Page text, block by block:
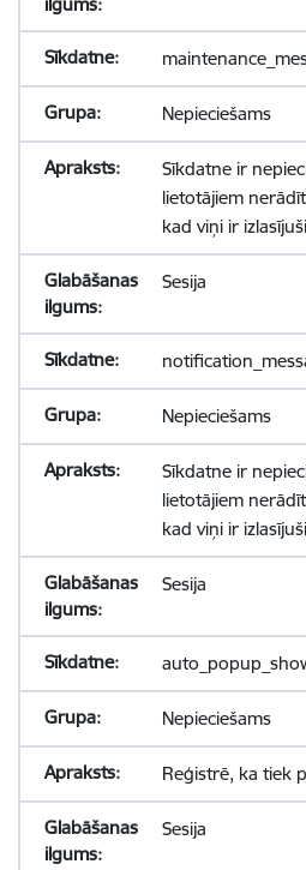
Nepieciešams
Sīkdatne ir
lietotājiem
kad viņi ir
Sesija
Nepieciešams
Sīkdatne ir
lietotājiem
kad viņi ir
Sesija
Nepieciešams
Reģistrē, ka tiek
Sesija